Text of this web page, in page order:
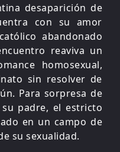
desaparición de
con su amor
abandonado
reaviva un
homosexual,
sin resolver de
Para sorpresa de
padre, el estricto
en un campo de
su sexualidad.